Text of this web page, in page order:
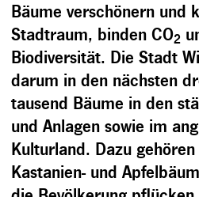
Bäume verschönern und
Stadtraum, binden CO2
Biodiversität. Die Stadt
darum in den nächsten
tausend Bäume in den
und Anlagen sowie im
Kulturland. Dazu
Kastanien- und